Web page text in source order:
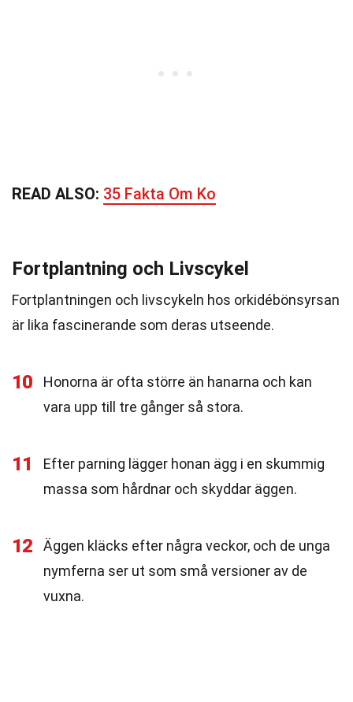
READ ALSO: 35 Fakta Om Ko
Fortplantning och Livscykel
Fortplantningen och livscykeln hos orkidébönsyrsan
är lika fascinerande som deras utseende.
10
Honorna är ofta större än hanarna och kan
vara upp till tre gånger så stora.
11
Efter parning lägger honan ägg i en skummig
massa som hårdnar och skyddar äggen.
12
Äggen kläcks efter några veckor, och de unga
nymferna ser ut som små versioner av de
vuxna.